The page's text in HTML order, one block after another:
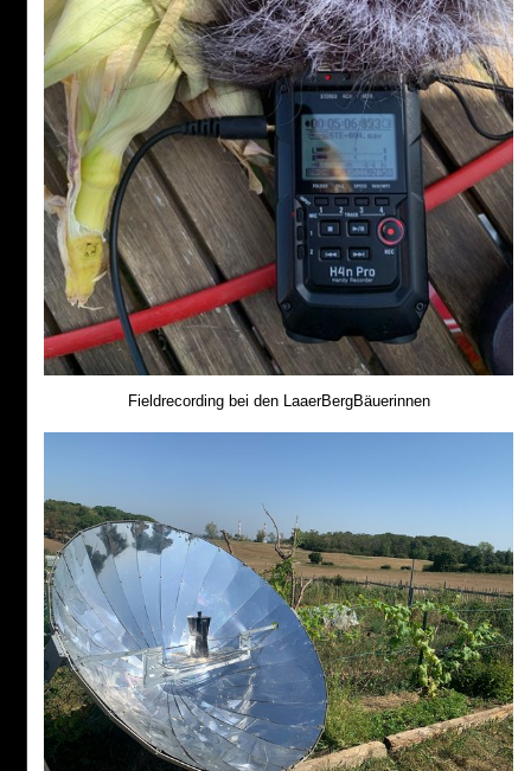
Fieldrecording bei den LaaerBergBäuerinnen